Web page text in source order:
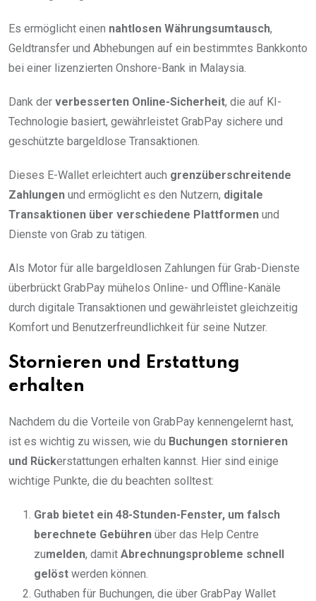
Es ermöglicht einen nahtlosen Währungsumtausch,
Geldtransfer und Abhebungen auf ein bestimmtes Bankkonto
bei einer lizenzierten Onshore-Bank in Malaysia.
Dank der verbesserten Online-Sicherheit, die auf KI-
Technologie basiert, gewährleistet GrabPay sichere und
geschützte bargeldlose Transaktionen.
Dieses E-Wallet erleichtert auch grenzüberschreitende
Zahlungen und ermöglicht es den Nutzern, digitale
Transaktionen über verschiedene Plattformen und
Dienste von Grab zu tätigen.
Als Motor für alle bargeldlosen Zahlungen für Grab-Dienste
überbrückt GrabPay mühelos Online- und Offline-Kanäle
durch digitale Transaktionen und gewährleistet gleichzeitig
Komfort und Benutzerfreundlichkeit für seine Nutzer.
Stornieren und Erstattung
erhalten
Nachdem du die Vorteile von GrabPay kennengelernt hast,
ist es wichtig zu wissen, wie du Buchungen stornieren
und Rückerstattungen erhalten kannst. Hier sind einige
wichtige Punkte, die du beachten solltest:
Grab bietet ein 48-Stunden-Fenster, um falsch
berechnete Gebühren über das Help Centre
zumelden, damit Abrechnungsprobleme schnell
gelöst werden können.
Guthaben für Buchungen, die über GrabPay Wallet